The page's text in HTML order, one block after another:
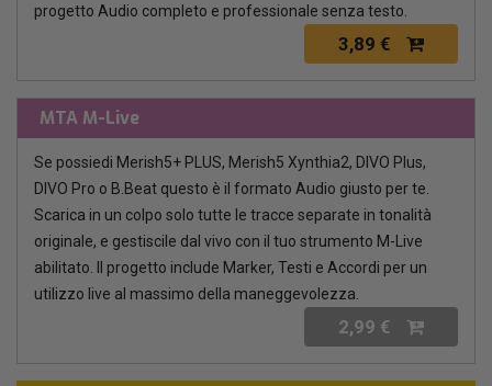
progetto Audio completo e professionale senza testo.
3,89 €
MTA M-Live
Se possiedi Merish5+ PLUS, Merish5 Xynthia2, DIVO Plus,
DIVO Pro o B.Beat questo è il formato Audio giusto per te.
Scarica in un colpo solo tutte le tracce separate in tonalità
originale, e gestiscile dal vivo con il tuo strumento M-Live
abilitato. Il progetto include Marker, Testi e Accordi per un
utilizzo live al massimo della maneggevolezza.
2,99 €